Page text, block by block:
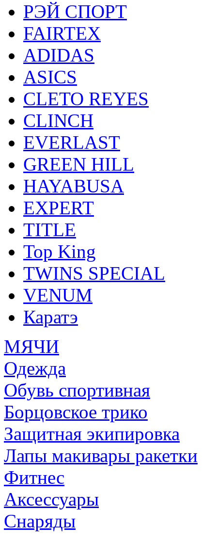
РЭЙ СПОРТ
FAIRTEX
ADIDAS
ASICS
CLETO REYES
CLINCH
EVERLAST
GREEN HILL
HAYABUSA
EXPERT
TITLE
Top King
TWINS SPECIAL
VENUM
Каратэ
МЯЧИ
Одежда
Обувь спортивная
Борцовское трико
Защитная экипировка
Лапы макивары ракетки
Фитнес
Аксессуары
Снаряды